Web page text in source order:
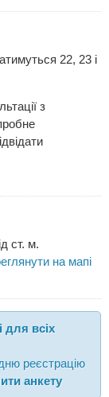
22, 23 і
з
ст. м.
на мапі
для всіх
реєстрацію
анкету